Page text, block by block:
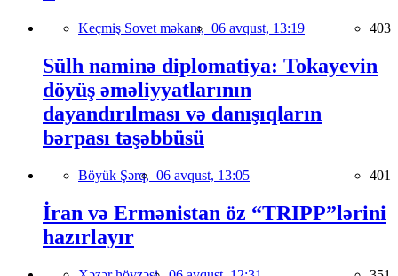
Keçmiş Sovet məkanı, 06 avqust, 13:19 403
Sülh naminə diplomatiya: Tokayevin
döyüş əməliyyatlarının
dayandırılması və danışıqların
bərpası təşəbbüsü
Böyük Şərq, 06 avqust, 13:05 401
İran və Ermənistan öz “TRIPP”lərini
hazırlayır